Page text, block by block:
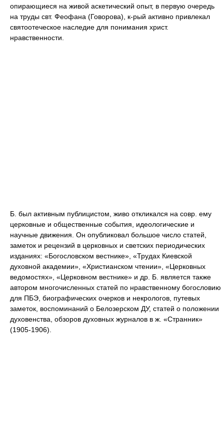
опирающиеся на живой аскетический опыт, в первую очередь
на труды свт. Феофана (Говорова), к-рый активно привлекал
святоотеческое наследие для понимания христ.
нравственности.
Б. был активным публицистом, живо откликался на совр. ему
церковные и общественные события, идеологические и
научные движения. Он опубликовал большое число статей,
заметок и рецензий в церковных и светских периодических
изданиях: «Богословском вестнике», «Трудах Киевской
духовной академии», «Христианском чтении», «Церковных
ведомостях», «Церковном вестнике» и др. Б. является также
автором многочисленных статей по нравственному богословию
для ПБЭ, биографических очерков и некрологов, путевых
заметок, воспоминаний о Белозерском ДУ, статей о положении
духовенства, обзоров духовных журналов в ж. «Странник»
(1905-1906).